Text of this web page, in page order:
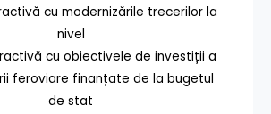
cu modernizările trecerilor la
nivel
cu obiectivele de investiții a
feroviare finanțate de la bugetul
de stat